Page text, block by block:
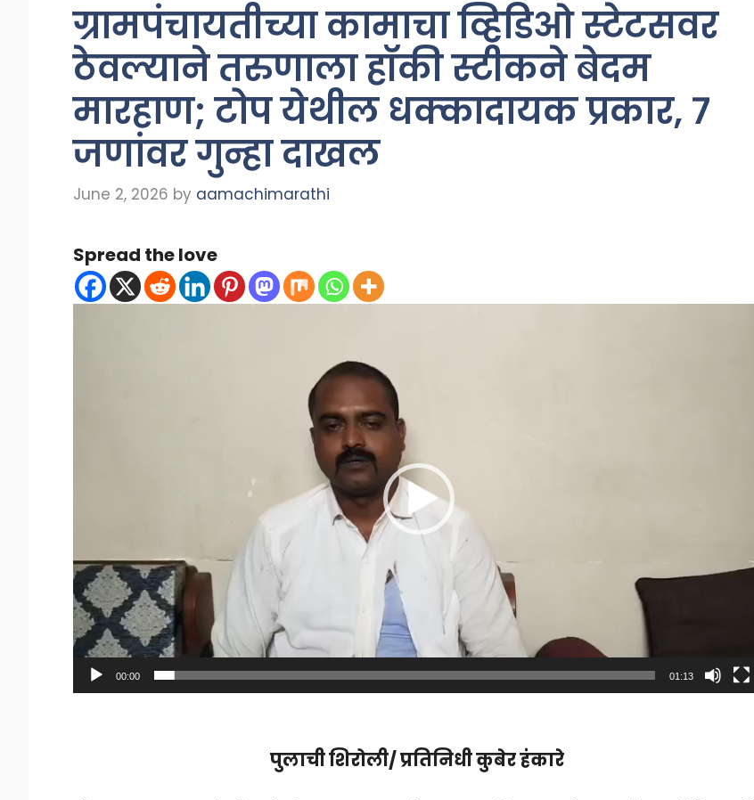
ग्रामपंचायतीच्या कामाचा व्हिडिओ स्टेटसवर
ठेवल्याने तरुणाला हॉकी स्टीकने बेदम
मारहाण; टोप येथील धक्कादायक प्रकार, ७
जणांवर गुन्हा दाखल
June 2, 2026 by aamachimarathi
Spread the love
00:00 01:13
पुलाची शिरोली/ प्रतिनिधी कुबेर हंकारे